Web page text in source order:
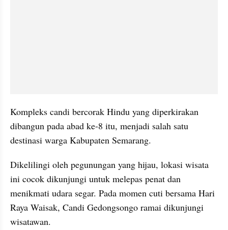
Kompleks candi bercorak Hindu yang diperkirakan
dibangun pada abad ke-8 itu, menjadi salah satu
destinasi warga Kabupaten Semarang.
Dikelilingi oleh pegunungan yang hijau, lokasi wisata
ini cocok dikunjungi untuk melepas penat dan
menikmati udara segar. Pada momen cuti bersama Hari
Raya Waisak, Candi Gedongsongo ramai dikunjungi
wisatawan.